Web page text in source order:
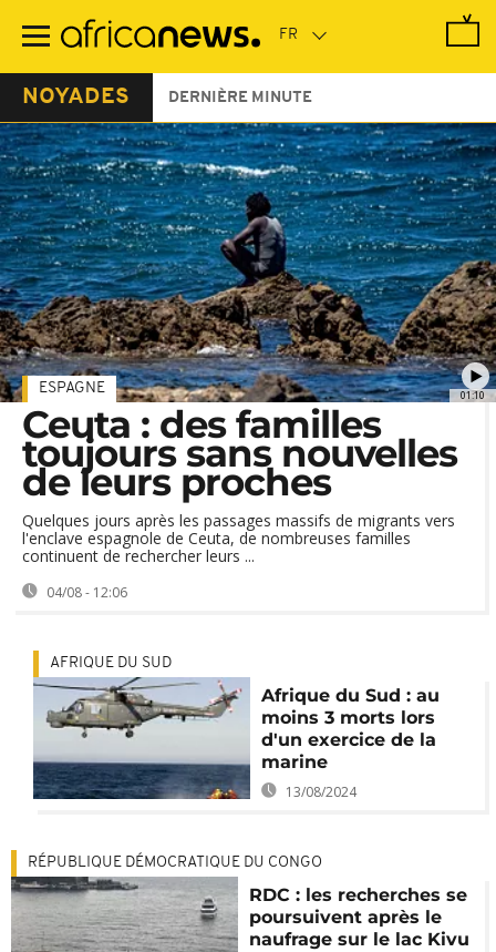
contenu
NOYADES DERNIÈRE MINUTE
01:10
ESPAGNE
Ceuta : des familles
toujours sans nouvelles
de leurs proches
Quelques jours après les passages massifs de migrants vers
l'enclave espagnole de Ceuta, de nombreuses familles
continuent de rechercher leurs ...
04/08 - 12:06
AFRIQUE DU SUD
Afrique du Sud : au
moins 3 morts lors
d'un exercice de la
marine
13/08/2024
RÉPUBLIQUE DÉMOCRATIQUE DU CONGO
RDC : les recherches se
poursuivent après le
naufrage sur le lac Kivu